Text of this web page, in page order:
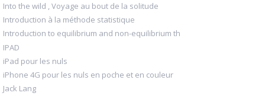
Into the wild , Voyage au bout de la solitude
Introduction à la méthode statistique
Introduction to equilibrium and non-equilibrium th
IPAD
iPad pour les nuls
iPhone 4G pour les nuls en poche et en couleur
Jack Lang